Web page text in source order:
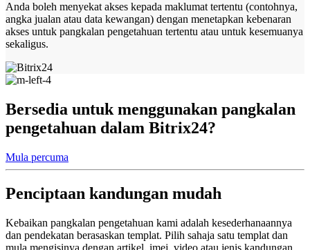
Anda boleh menyekat akses kepada maklumat tertentu (contohnya,
angka jualan atau data kewangan) dengan menetapkan kebenaran
akses untuk pangkalan pengetahuan tertentu atau untuk kesemuanya
sekaligus.
Bersedia untuk menggunakan pangkalan
pengetahuan dalam Bitrix24?
Mula percuma
Penciptaan kandungan mudah
Kebaikan pangkalan pengetahuan kami adalah kesederhanaannya
dan pendekatan berasaskan templat. Pilih sahaja satu templat dan
mula mengisinya dengan artikel, imej, video atau jenis kandungan